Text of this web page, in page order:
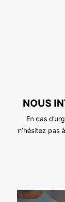
NOUS
En cas
n’hésitez pas